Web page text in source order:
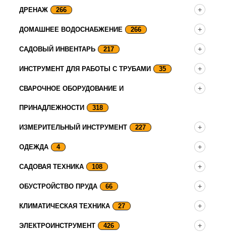
ДРЕНАЖ 266
ДОМАШНЕЕ ВОДОСНАБЖЕНИЕ 266
САДОВЫЙ ИНВЕНТАРЬ 217
ИНСТРУМЕНТ ДЛЯ РАБОТЫ С ТРУБАМИ 35
СВАРОЧНОЕ ОБОРУДОВАНИЕ И
ПРИНАДЛЕЖНОСТИ 318
ИЗМЕРИТЕЛЬНЫЙ ИНСТРУМЕНТ 227
ОДЕЖДА 4
САДОВАЯ ТЕХНИКА 108
ОБУСТРОЙСТВО ПРУДА 66
КЛИМАТИЧЕСКАЯ ТЕХНИКА 27
ЭЛЕКТРОИНСТРУМЕНТ 426